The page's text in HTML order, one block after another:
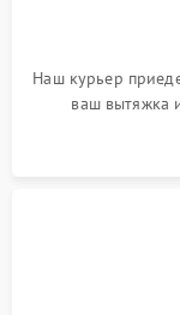
Наш курьер
ваш вытяжка